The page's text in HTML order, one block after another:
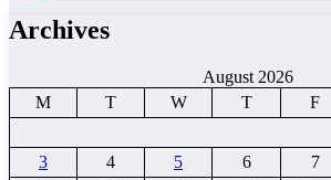
Archives
August 2026
M
T W T F
3
4 5 6 7